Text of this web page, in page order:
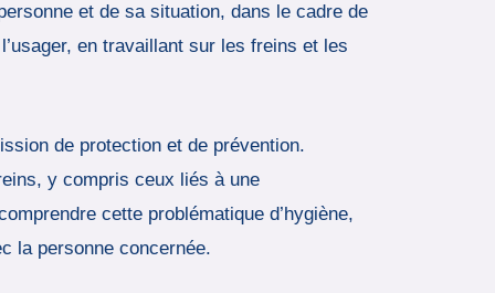
et de sa situation, dans le cadre de
en travaillant sur les freins et les
de protection et de prévention.
y compris ceux liés à une
cette problématique d’hygiène,
la personne concernée.